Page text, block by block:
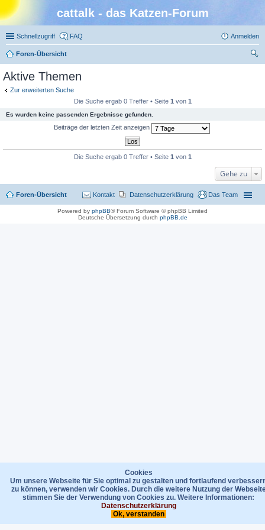
cattalk - das Katzen-Forum
Schnellzugriff FAQ Anmelden
Foren-Übersicht
Aktive Themen
Zur erweiterten Suche
Die Suche ergab 0 Treffer • Seite 1 von 1
Es wurden keine passenden Ergebnisse gefunden.
Beiträge der letzten Zeit anzeigen
Die Suche ergab 0 Treffer • Seite 1 von 1
Gehe zu
Cookies
Um unsere Webseite für Sie optimal zu gestalten und fortlaufend
zu können, verwenden wir Cookies. Durch die weitere Nutzung der
stimmen Sie der Verwendung von Cookies zu. Weitere Informationen:
Datenschutzerklärung
Ok, verstanden
Foren-Übersicht Das Team
Datenschutzerklärung
Kontakt
Powered by phpBB® Forum Software © phpBB Limited
Deutsche Übersetzung durch phpBB.de